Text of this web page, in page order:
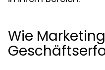
Wie